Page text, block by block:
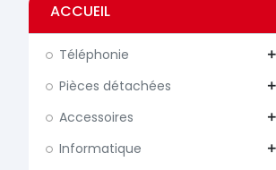
ACCUEIL
Téléphonie add
Pièces détachées add
Accessoires add
Informatique add